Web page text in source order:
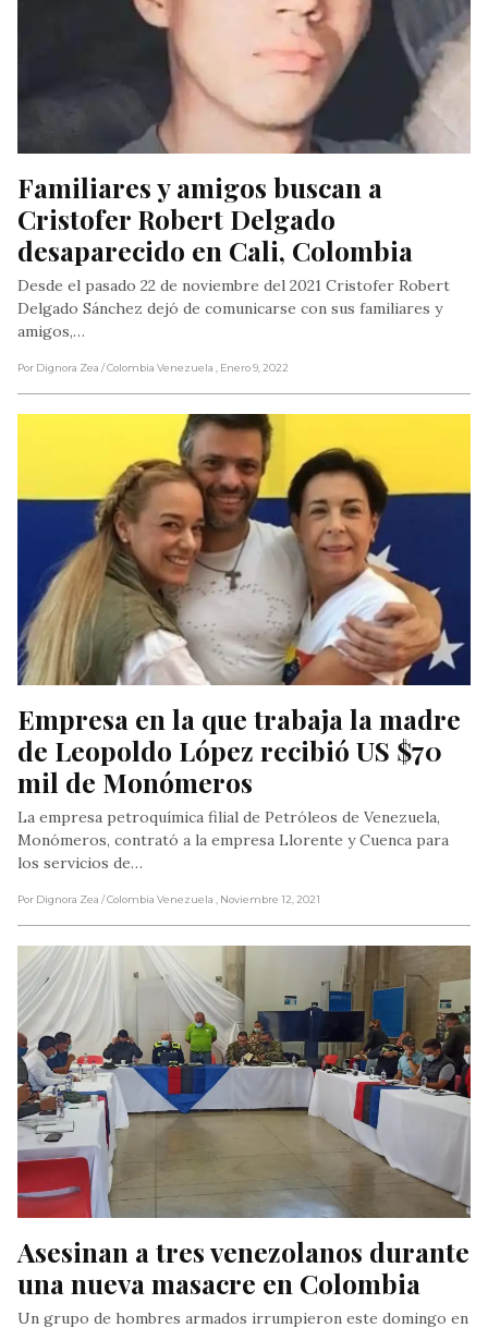
Familiares y amigos buscan a
Cristofer Robert Delgado
desaparecido en Cali, Colombia
Desde el pasado 22 de noviembre del 2021 Cristofer Robert
Delgado Sánchez dejó de comunicarse con sus familiares y
amigos,…
Por Dignora Zea / Colombia Venezuela , Enero 9, 2022
Empresa en la que trabaja la madre
de Leopoldo López recibió US $70
mil de Monómeros
La empresa petroquímica filial de Petróleos de Venezuela,
Monómeros, contrató a la empresa Llorente y Cuenca para
los servicios de…
Por Dignora Zea / Colombia Venezuela , Noviembre 12, 2021
Asesinan a tres venezolanos durante
una nueva masacre en Colombia
Un grupo de hombres armados irrumpieron este domingo en